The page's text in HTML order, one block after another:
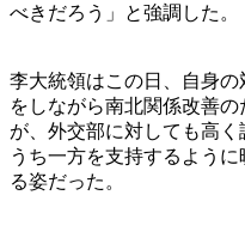
べきだろう」と強調した。
李大統領はこの日、自身
をしながら南北関係改善
が、外交部に対しても高
うち一方を支持するよう
る姿だった。